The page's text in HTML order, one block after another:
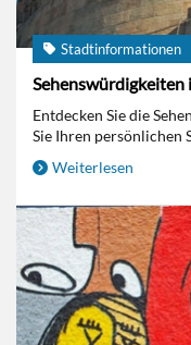
Stadtinformationen
Sehenswürdigkeiten
Entdecken Sie die
Sie Ihren persönlichen
Weiterlesen